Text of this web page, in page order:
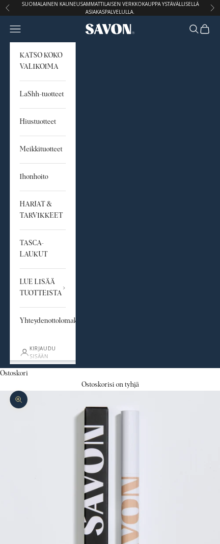
Siirry sisältöön
Edellinen
SUOMALAINEN KAUNEUSAMMATTILAISEN VERKKOKAUPPA YSTÄVÄLLISELLÄ
ASIAKASPALVELULLA.
STUDIO SAVON
Avaa navigointivalikko AvaaAvaa
KATSO KOKO
VALIKOIMA
LaShh-tuotteet
Hiustuotteet
Meikkituotteet
Ihonhoito
HARJAT &
TARVIKKEET
TASCA-
LAUKUT
LUE LISÄÄ
TUOTTEISTA
Yhteydenottolomake
KIRJAUDU
SISÄÄN
Ostoskori
Ostoskorisi on tyhjä
Lähennä